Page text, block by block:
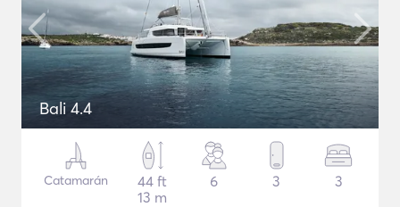
Bali 4.4
Catamarán
44 ft
13 m
6 3 3